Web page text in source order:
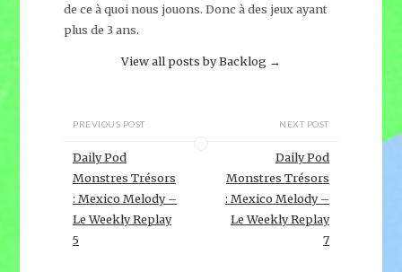
de ce à quoi nous jouons. Donc à des jeux ayant
plus de 3 ans.
View all posts by Backlog →
PREVIOUS POST
Daily Pod
Monstres Trésors
: Mexico Melody –
Le Weekly Replay
5
NEXT POST
Daily Pod
Monstres Trésors
: Mexico Melody –
Le Weekly Replay
7